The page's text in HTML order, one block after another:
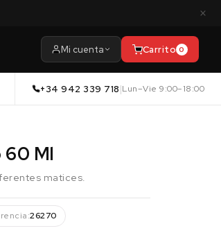
×
Mi cuenta Carrito 0
+34 942 339 718|Lun–Vie 9:00–18:00
60 Ml
matices.
26270